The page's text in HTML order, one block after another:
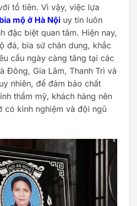
tổ tiên. Vì vậy, việc lựa
mộ ở Hà Nội uy tín luôn
đặc biệt quan tâm. Hiện nay,
đá, bia sứ chân dung, khắc
cầu ngày càng tăng tại các
Đông, Gia Lâm, Thanh Trì và
nhiên, để đảm bảo chất
thẩm mỹ, khách hàng nên
có kinh nghiệm và đội ngũ